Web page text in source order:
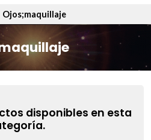
Ojos;maquillaje
disponibles en esta